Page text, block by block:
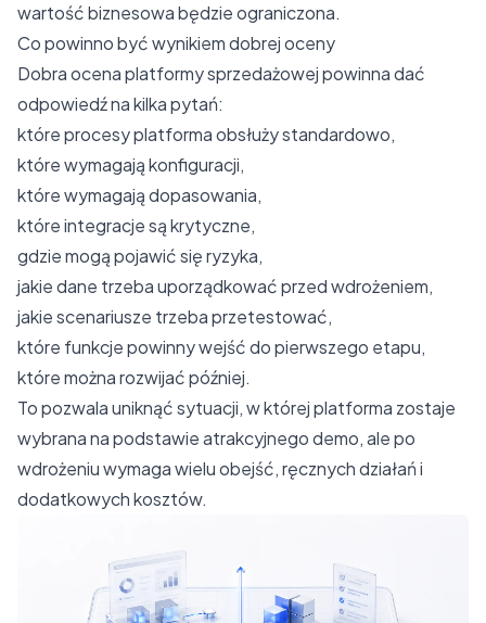
wartość biznesowa będzie ograniczona.
Co powinno być wynikiem dobrej oceny
Dobra ocena platformy sprzedażowej powinna dać
odpowiedź na kilka pytań:
które procesy platforma obsłuży standardowo,
które wymagają konfiguracji,
które wymagają dopasowania,
które integracje są krytyczne,
gdzie mogą pojawić się ryzyka,
jakie dane trzeba uporządkować przed wdrożeniem,
jakie scenariusze trzeba przetestować,
które funkcje powinny wejść do pierwszego etapu,
które można rozwijać później.
To pozwala uniknąć sytuacji, w której platforma zostaje
wybrana na podstawie atrakcyjnego demo, ale po
wdrożeniu wymaga wielu obejść, ręcznych działań i
dodatkowych kosztów.